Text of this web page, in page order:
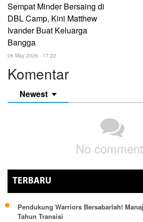
Sempat Minder Bersaing di
DBL Camp, Kini Matthew
Ivander Buat Keluarga
Bangga
06 May 2026 - 17:22
Komentar
Newest
No
TERBARU
Pendukung Warriors Bersabarlah!
Tahun Transisi